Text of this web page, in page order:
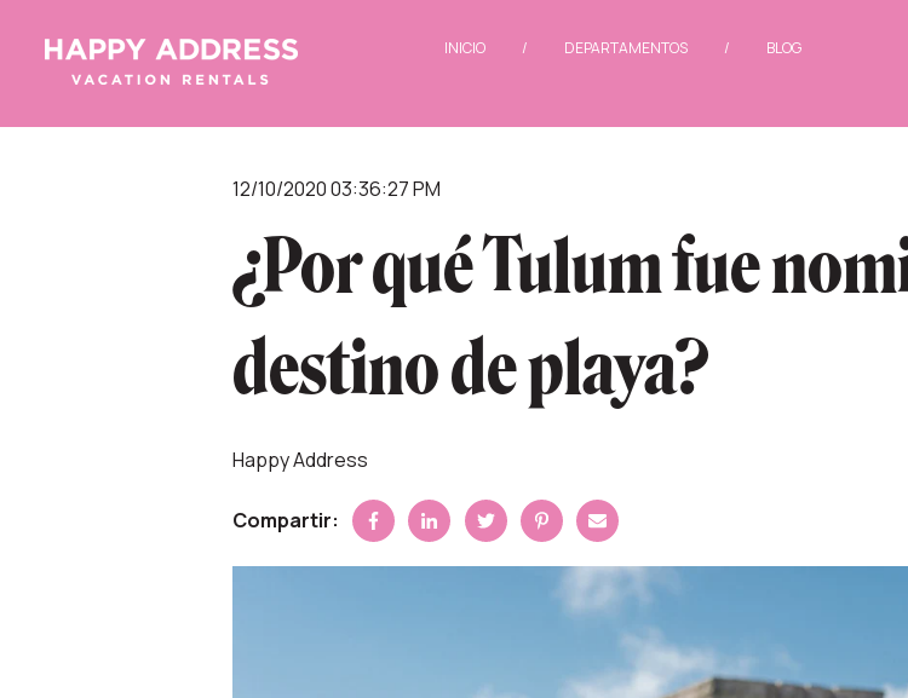
INICIO / DEPARTAMENTOS / BLOG
12/10/2020 03:36:27 PM
¿Por qué Tulum fue
destino de playa?
Happy Address
Compartir: